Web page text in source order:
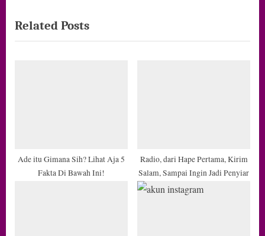
v
i
t
x
t
Related Posts
Ade itu Gimana Sih? Lihat Aja 5
Fakta Di Bawah Ini!
Radio, dari Hape Pertama, Kirim
Salam, Sampai Ingin Jadi Penyiar